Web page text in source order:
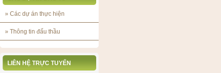
» Các dự án thực hiện
» Thông tin đấu thầu
LIÊN HỆ TRỰC TUYẾN